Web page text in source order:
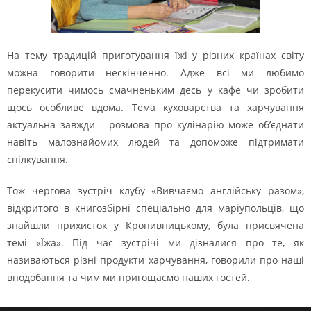
На тему традицій приготування їжі у різних країнах світу
можна говорити нескінченно. Адже всі ми любимо
перекусити чимось смачненьким десь у кафе чи зробити
щось особливе вдома. Тема куховарства та харчування
актуальна завжди – розмова про кулінарію може об’єднати
навіть малознайомих людей та допоможе підтримати
спілкування.
Тож чергова зустріч клубу «Вивчаємо англійську разом»,
відкритого в книгозбірні спеціально для маріупольців, що
знайшли прихисток у Кропивницькому, була присвячена
темі «Їжа». Під час зустрічі ми дізналися про те, як
називаються різні продукти харчування, говорили про наші
вподобання та чим ми пригощаємо наших гостей.